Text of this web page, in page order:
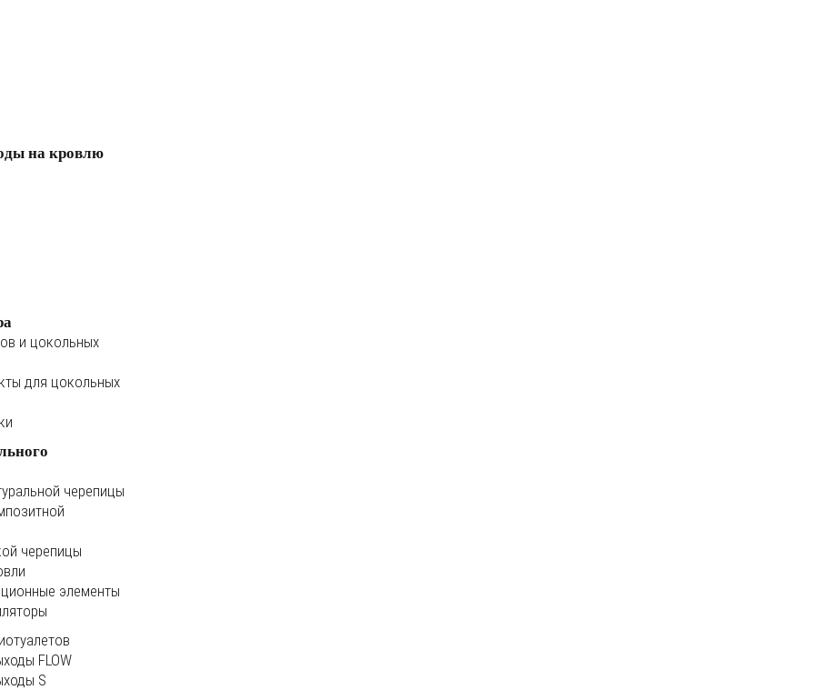
на кровлю
и цокольных
для цокольных
черепицы
черепицы
элементы
FLOW
S